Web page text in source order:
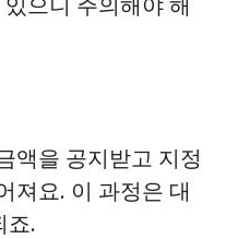
액을 공지받고 지정
져요. 이 과정은 대
죠.